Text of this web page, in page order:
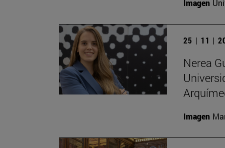
Imagen
25 | 11 |
Nerea
Imagen